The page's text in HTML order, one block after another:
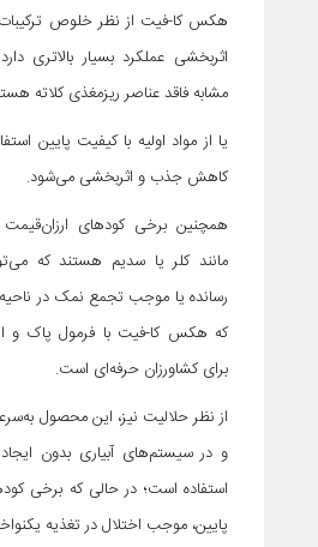
هکس کا-فیت از نظر خلوص
اثربخشی عملکرد بسیار بالاتری
مشابه فاقد عناصر ریزمغذی کلاته
یا از مواد اولیه با کیفیت پایین
کاهش جذب و اثربخشی می‌شود.
همچنین برخی کودهای ارزان‌قیمت
مانند کلر یا سدیم هستند که
رسانده یا موجب تجمع نمک در
که هکس کا-فیت با فرمول پاک و
برای کشاورزان حرفه‌ای است.
از نظر حلالیت نیز، این محصول
و در سیستم‌های آبیاری بدون
استفاده است؛ در حالی که برخی
پایین، موجب اختلال در تغذیه